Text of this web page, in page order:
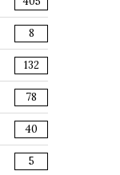
8
132
78
40
5